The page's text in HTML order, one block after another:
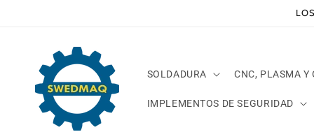
SOLDADURA CNC, PLASMA Y
IMPLEMENTOS DE SEGURIDAD